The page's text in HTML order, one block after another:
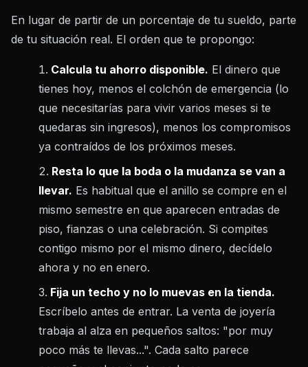
En lugar de partir de un porcentaje de tu sueldo, parte
de tu situación real. El orden que te propongo:
Calcula tu ahorro disponible. El dinero que
tienes hoy, menos el colchón de emergencia (lo
que necesitarías para vivir varios meses si te
quedaras sin ingresos), menos los compromisos
ya contraídos de los próximos meses.
Resta lo que la boda o la mudanza se van a
llevar. Es habitual que el anillo se compre en el
mismo semestre en que aparecen entradas de
piso, fianzas o una celebración. Si compites
contigo mismo por el mismo dinero, decídelo
ahora y no en enero.
Fija un techo y no lo muevas en la tienda.
Escríbelo antes de entrar. La venta de joyería
trabaja al alza en pequeños saltos: "por muy
poco más te llevas...". Cada salto parece